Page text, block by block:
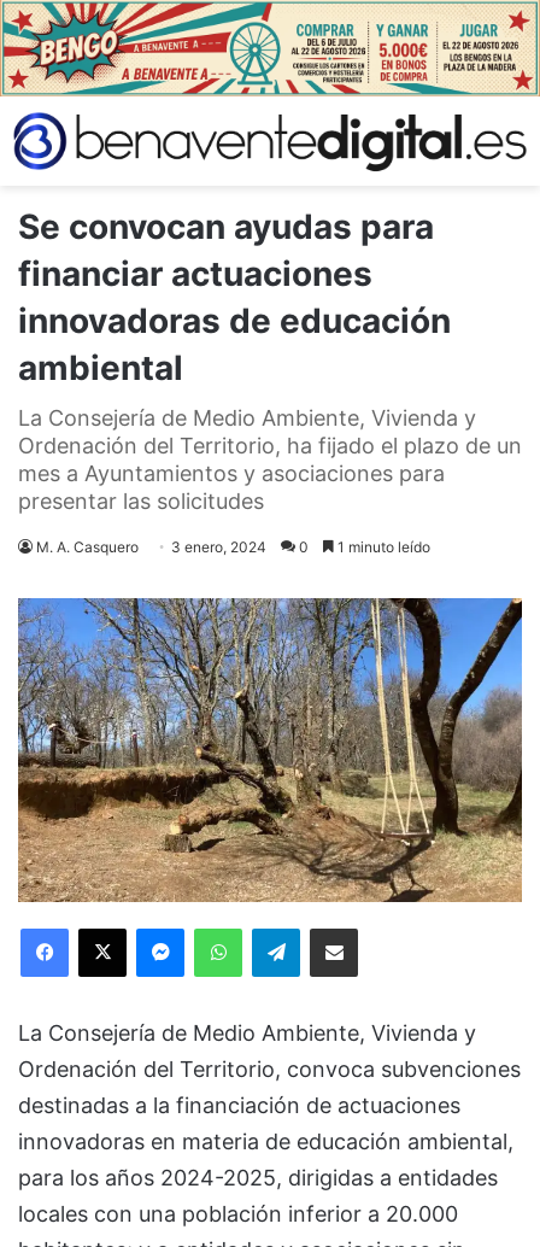
Se convocan ayudas para
financiar actuaciones
innovadoras de educación
ambiental
La Consejería de Medio Ambiente, Vivienda y
Ordenación del Territorio, ha fijado el plazo de un
mes a Ayuntamientos y asociaciones para
presentar las solicitudes
M. A. Casquero 3 enero, 2024 0 1 minuto leído
Facebook
X MessengerWhatsAppTelegramCompartir via Email
La Consejería de Medio Ambiente, Vivienda y
Ordenación del Territorio, convoca subvenciones
destinadas a la financiación de actuaciones
innovadoras en materia de educación ambiental,
para los años 2024-2025, dirigidas a entidades
locales con una población inferior a 20.000